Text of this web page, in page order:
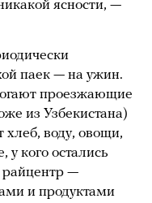
ясности, —
паек — на ужин.
проезжающие
из Узбекистана)
хлеб, воду, овощи,
кого остались
райцентр —
и продуктами